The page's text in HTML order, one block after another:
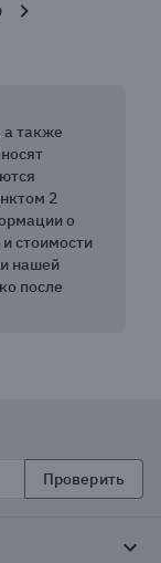
а также
2
о
стоимости
нашей
после
Проверить